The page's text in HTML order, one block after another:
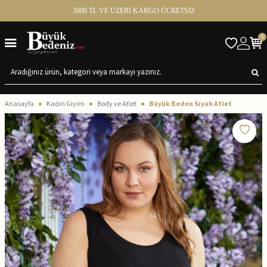
3000 TL VE ÜZERİ KARGO ÜCRETSİZ
0
Anasayfa Kadın Giyim Body ve Atlet Büyük Beden Siyah Atlet